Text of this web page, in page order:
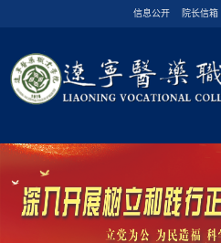
信息公开 院长信箱